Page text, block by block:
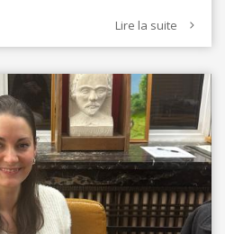
Lire la suite